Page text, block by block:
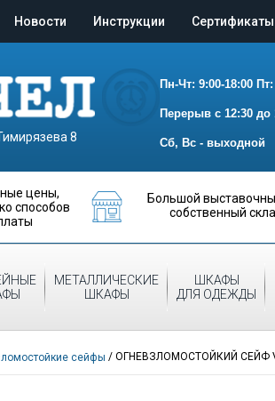
Новости Инструкции Сертификаты
8
Пн-Чт: 9:00-18:00
Перерыв с 12:30 до
Сб, Вс - выходной
цены,
способов
Большой
собственный
МЕТАЛЛИЧЕСКИЕ
ШКАФЫ
ШКАФЫ
ДЛЯ ОДЕЖДЫ
сейфы / ОГНЕВЗЛОМОСТОЙКИЙ СЕЙФ